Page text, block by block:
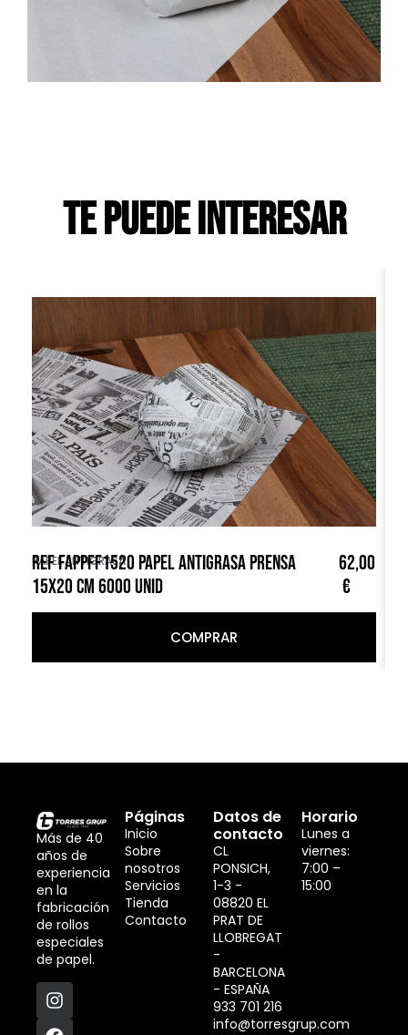
Te puede interesar
PAPEL ANTIGRASA
REF FAPPFF1520 PAPEL ANTIGRASA PRENSA
15X20 CM 6000 UNID
62,00
€
COMPRAR
Más de 40
años de
experiencia
en la
fabricación
de rollos
especiales
de papel.
Páginas
Inicio
Sobre
nosotros
Servicios
Tienda
Contacto
Datos de
contacto
CL
PONSICH,
1-3 -
08820 EL
PRAT DE
LLOBREGAT
-
BARCELONA
- ESPAÑA
933 701 216
info@torresgrup.com
Horario
Lunes a
viernes:
7:00 –
15:00